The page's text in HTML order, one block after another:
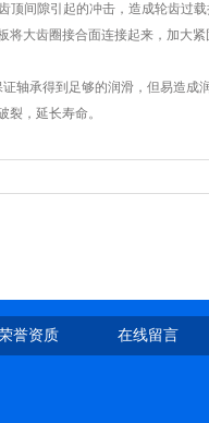
间隙引起的冲击，造成轮齿过载
大齿圈接合面连接起来，加大
承得到足够的润滑，但易造成
，延长寿命。
誉资质 在线留言